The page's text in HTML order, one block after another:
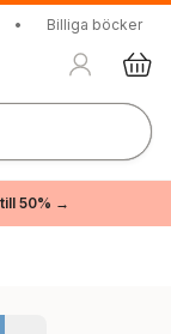
• Billiga böcker
50% →